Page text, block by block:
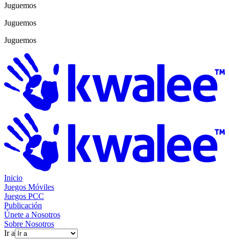
Juguemos
Juguemos
Juguemos
Inicio
Juegos Móviles
Juegos PCC
Publicación
Únete a Nosotros
Sobre Nosotros
Ir a